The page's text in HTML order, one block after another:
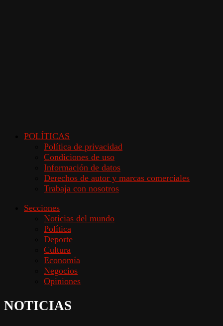
POLÍTICAS
Política de privacidad
Condiciones de uso
Información de datos
Derechos de autor y marcas comerciales
Trabaja con nosotros
Secciones
Noticias del mundo
Política
Deporte
Cultura
Economía
Negocios
Opiniones
NOTICIAS